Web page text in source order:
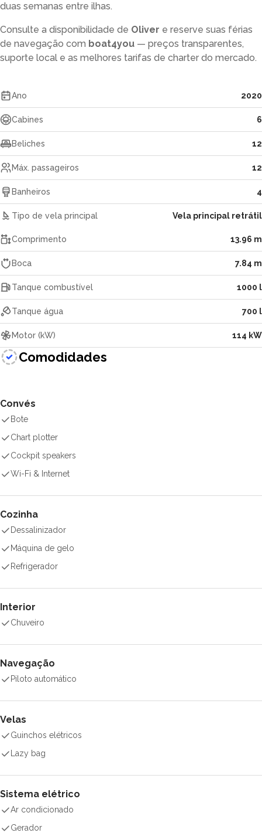
duas semanas entre ilhas.
Consulte a disponibilidade de Oliver e reserve suas férias
de navegação com boat4you — preços transparentes,
suporte local e as melhores tarifas de charter do mercado.
Ano 2020
Cabines 6
Beliches 12
Máx. passageiros 12
Banheiros 4
Tipo de vela principal Vela principal retrátil
Comprimento 13.96 m
Boca 7.84 m
Tanque combustível 1000 l
Tanque água 700 l
Motor (kW) 114 kW
Comodidades
Convés
Bote
Chart plotter
Cockpit speakers
Wi-Fi & Internet
Cozinha
Dessalinizador
Máquina de gelo
Refrigerador
Interior
Chuveiro
Navegação
Piloto automático
Velas
Guinchos elétricos
Lazy bag
Sistema elétrico
Ar condicionado
Gerador